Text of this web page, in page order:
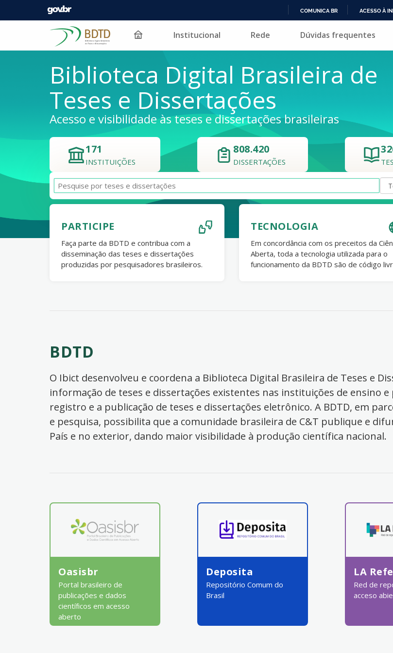
PARA
COMUNICA BR ACESSO À
Pular para o conteúdo Institucional Rede Dúvidas frequentes
Biblioteca Digital Brasileira de
Teses e Dissertações
Acesso e visibilidade às teses e dissertações brasileiras
171
INSTITUIÇÕES
808.420
DISSERTAÇÕES
PARTICIPE
Faça parte da BDTD e contribua com a
disseminação das teses e dissertações
produzidas por pesquisadores brasileiros.
TECNOLOGIA
Em concordância com os preceitos da
Aberta, toda a tecnologia utilizada para o
funcionamento da BDTD são de código
BDTD
O Ibict desenvolveu e coordena a Biblioteca Digital Brasileira de Teses e
informação de teses e dissertações existentes nas instituições de ensino
registro e a publicação de teses e dissertações eletrônico. A BDTD, em
e pesquisa, possibilita que a comunidade brasileira de C&T publique e
País e no exterior, dando maior visibilidade à produção científica nacional.
Oasisbr
Portal brasileiro de
publicações e dados
científicos em acesso
aberto
Deposita
Repositório Comum do
Brasil
LA
Red de
acceso